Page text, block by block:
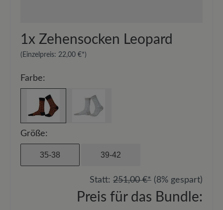
1x Zehensocken Leopard
(Einzelpreis: 22,00 €*)
Farbe:
Größe:
35-38 39-42
Statt: 251,00 €* (8% gespart)
Preis für das Bundle: